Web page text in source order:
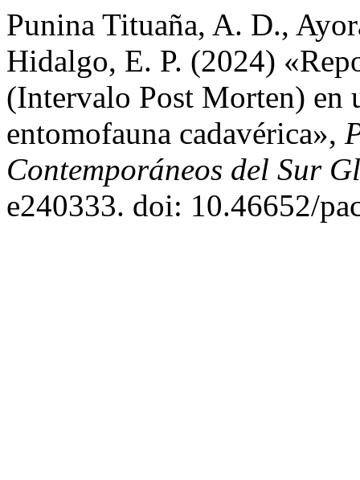
Punina Tituaña, A. D.,
Hidalgo, E. P. (2024)
(Intervalo Post Morten) en
entomofauna cadavérica»,
Contemporáneos del Sur
e240333. doi: 10.46652/